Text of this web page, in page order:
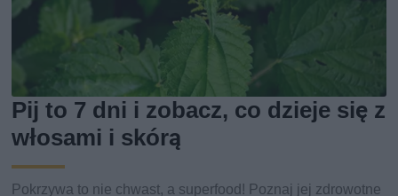
Pij to 7 dni i zobacz, co dzieje się z
włosami i skórą
Pokrzywa to nie chwast, a superfood! Poznaj jej zdrowotne